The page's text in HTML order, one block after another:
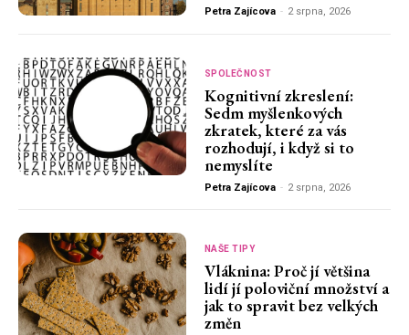
Petra Zajícova - 2 srpna, 2026
SPOLEČNOST
Kognitivní zkreslení:
Sedm myšlenkových
zkratek, které za vás
rozhodují, i když si to
nemyslíte
Petra Zajícova - 2 srpna, 2026
NAŠE TIPY
Vláknina: Proč jí většina
lidí jí poloviční množství a
jak to spravit bez velkých
změn